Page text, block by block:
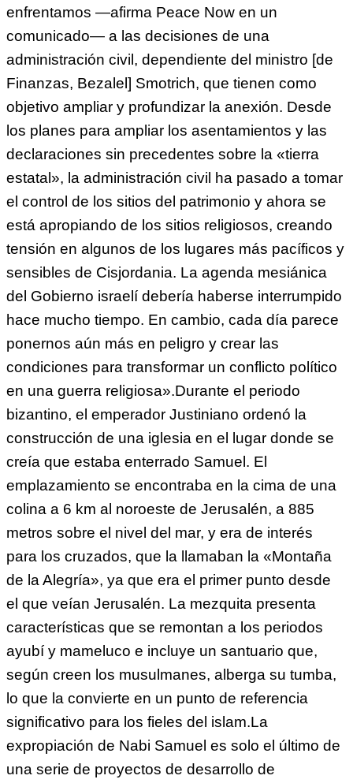
enfrentamos —afirma Peace Now en un
comunicado— a las decisiones de una
administración civil, dependiente del ministro [de
Finanzas, Bezalel] Smotrich, que tienen como
objetivo ampliar y profundizar la anexión. Desde
los planes para ampliar los asentamientos y las
declaraciones sin precedentes sobre la «tierra
estatal», la administración civil ha pasado a tomar
el control de los sitios del patrimonio y ahora se
está apropiando de los sitios religiosos, creando
tensión en algunos de los lugares más pacíficos y
sensibles de Cisjordania. La agenda mesiánica
del Gobierno israelí debería haberse interrumpido
hace mucho tiempo. En cambio, cada día parece
ponernos aún más en peligro y crear las
condiciones para transformar un conflicto político
en una guerra religiosa».Durante el periodo
bizantino, el emperador Justiniano ordenó la
construcción de una iglesia en el lugar donde se
creía que estaba enterrado Samuel. El
emplazamiento se encontraba en la cima de una
colina a 6 km al noroeste de Jerusalén, a 885
metros sobre el nivel del mar, y era de interés
para los cruzados, que la llamaban la «Montaña
de la Alegría», ya que era el primer punto desde
el que veían Jerusalén. La mezquita presenta
características que se remontan a los periodos
ayubí y mameluco e incluye un santuario que,
según creen los musulmanes, alberga su tumba,
lo que la convierte en un punto de referencia
significativo para los fieles del islam.La
expropiación de Nabi Samuel es solo el último de
una serie de proyectos de desarrollo de